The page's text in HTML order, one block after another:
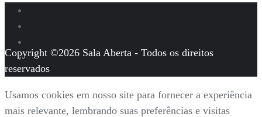
Copyright ©2026 Sala Aberta - Todos os direitos
reservados
Usamos cookies em nosso site para fornecer a experiência
mais relevante, lembrando suas preferências e visitas